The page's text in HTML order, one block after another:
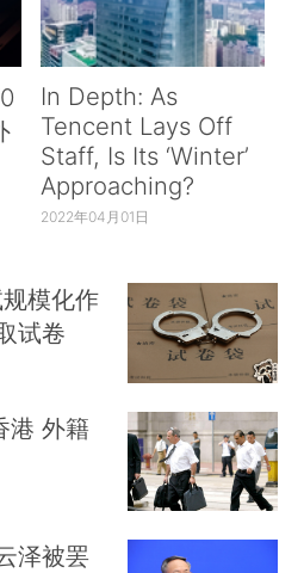
In Depth: As
Tencent Lays Off
Staff, Is Its ‘Winter’
Approaching?
2022年04月01日
模化作
试卷
港 外籍
泽被罢